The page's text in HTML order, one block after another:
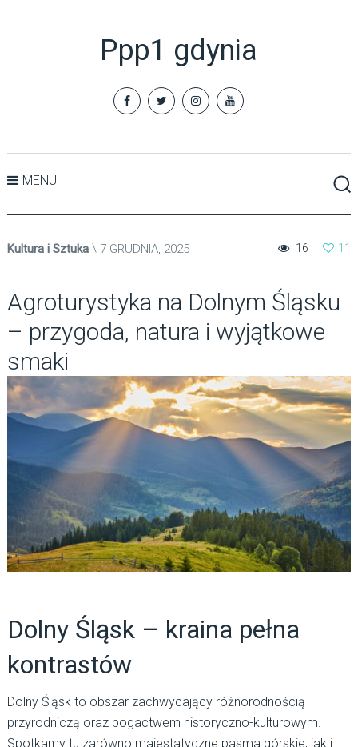
Ppp1 gdynia
MENU
Kultura i Sztuka 7 GRUDNIA, 2025 11
16
Agroturystyka na Dolnym Śląsku
– przygoda, natura i wyjątkowe
smaki
Dolny Śląsk – kraina pełna
kontrastów
Dolny Śląsk to obszar zachwycający różnorodnością
przyrodniczą oraz bogactwem historyczno-kulturowym.
Spotkamy tu zarówno majestatyczne pasma górskie, jak i